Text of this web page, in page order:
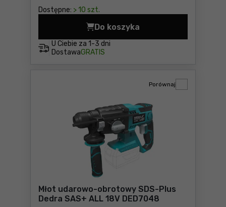
Dostępne: > 10 szt.
U Ciebie za 1-3 dni
DostawaGRATIS
Do koszyka
Młotowiertarka Dedra
Młot udarowo-obrotowy SDS-Plus
Dedra SAS+ ALL 18V DED7048
Porównaj